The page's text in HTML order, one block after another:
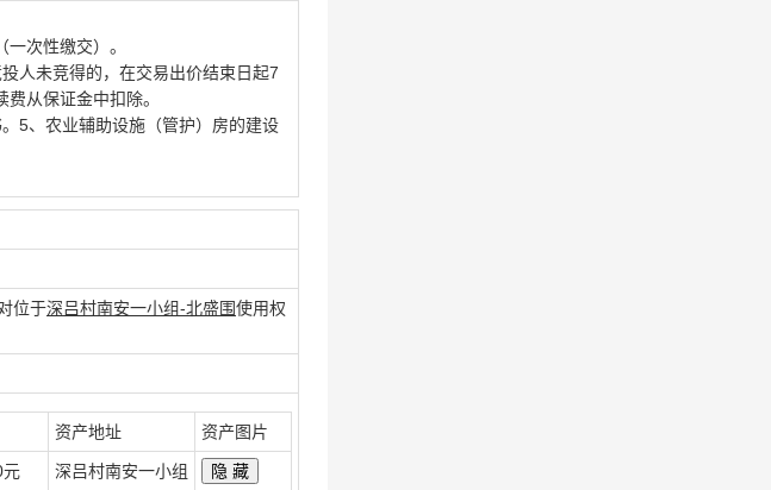
次性缴交）。
人未竞得的，在交易出价结束日起7
从保证金中扣除。
5、农业辅助设施（管护）房的建设
位于深吕村南安一小组-北盛围使用权
资产地址 资产图片
元 深吕村南安一小组